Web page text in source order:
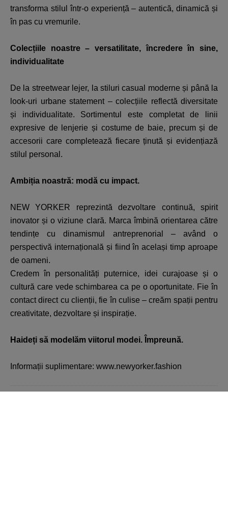
transforma stilul într-o experiență – autentică, dinamică și
în pas cu vremurile.
Colecțiile noastre – versatilitate, încredere în sine,
individualitate
De la streetwear lejer, la stiluri casual moderne și până la
look-uri urbane statement – colecțiile reflectă diversitate
și individualitate. Sortimentul este completat de linii
expresive de lenjerie și costume de baie, precum și de
accesorii care completează fiecare ținută și evidențiază
stilul personal.
Ambiția noastră: modă cu impact.
NEW YORKER reprezintă dezvoltare continuă, spirit
inovator și o viziune clară. Marca îmbină orientarea către
tendințe cu dinamismul antreprenorial – având o
perspectivă internațională și fiind în același timp aproape
de oameni.
Credem în personalități puternice, idei curajoase și o
cultură care vede schimbarea ca pe o oportunitate. Fie în
contact direct cu clienții, fie în culise – creăm spații pentru
creativitate, dezvoltare și inspirație.
Haideți să modelăm viitorul modei. Împreună.
Informații suplimentare: www.newyorker.fashion